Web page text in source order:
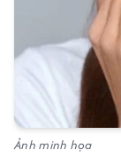
Ảnh minh họa